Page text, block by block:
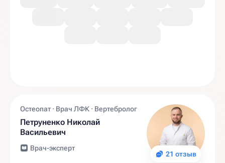
21 отзыв
Остеопат · Врач ЛФК · Вертебролог
Петруненко Николай
Васильевич
Врач-эксперт